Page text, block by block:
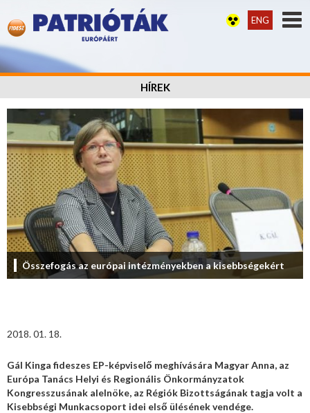
ENG
HÍREK
Összefogás az európai intézményekben a kisebbségekért
2018. 01. 18.
Gál Kinga fideszes EP-képviselő meghívására Magyar Anna, az
Európa Tanács Helyi és Regionális Önkormányzatok
Kongresszusának alelnöke, az Régiók Bizottságának tagja volt a
Kisebbségi Munkacsoport idei első ülésének vendége.